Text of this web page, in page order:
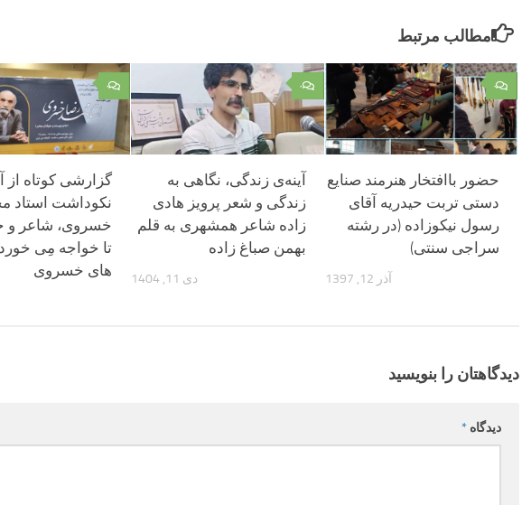
مطالب مرتبط
۰
گزارشی کوتاه از
نکوداشت استاد
خسروی، شاعر و
تا خواجه مِی
های خسروی
۰
آینه‌ی زندگی، نگاهی به
زندگی و شعر پرویز هادی
زاده شاعر همشهری به قلم
بهمن صباغ زاده
دی 11, 1404
۰
حضور باافتخار هنرمند صنایع
دستی تربت حیدریه آقای
رسول نیکوزاده (در رشته
سراجی سنتی)
آذر 12, 1397
دیدگاهتان را بنویسید
دیدگاه *